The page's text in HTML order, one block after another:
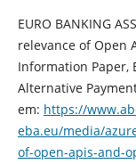
EURO BANKING
relevance of Open
Information Paper,
Alternative
em: https://
eba.eu/media/
of-open-apis-and-